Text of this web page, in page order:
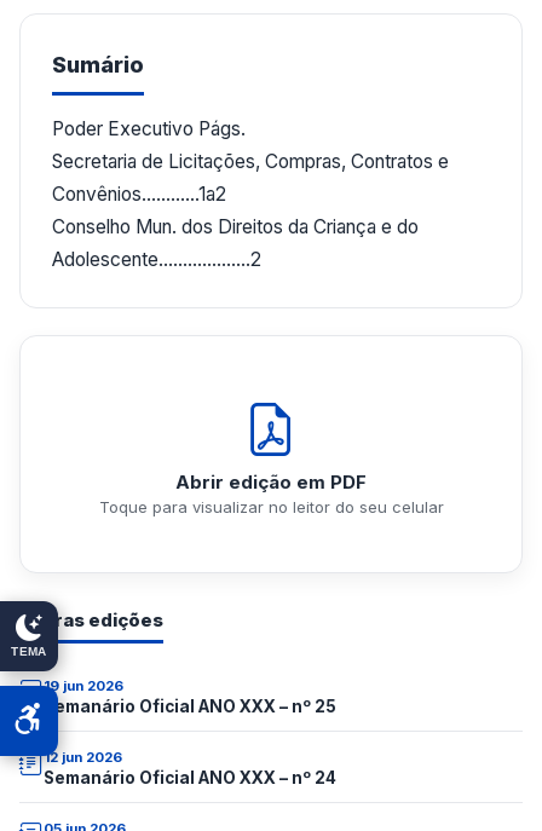
TEMA
Sumário
Poder Executivo Págs.
Secretaria de Licitações, Compras, Contratos e
Convênios............1a2
Conselho Mun. dos Direitos da Criança e do
Adolescente...................2
Abrir edição em PDF
Toque para visualizar no leitor do seu celular
Outras edições
19 jun 2026
Semanário Oficial ANO XXX – nº 25
12 jun 2026
Semanário Oficial ANO XXX – nº 24